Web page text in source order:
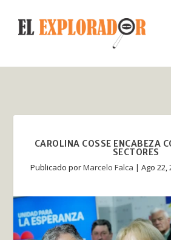
CAROLINA COSSE ENCABEZA
SECTORES
Publicado porMarcelo Falca | Ago 22,